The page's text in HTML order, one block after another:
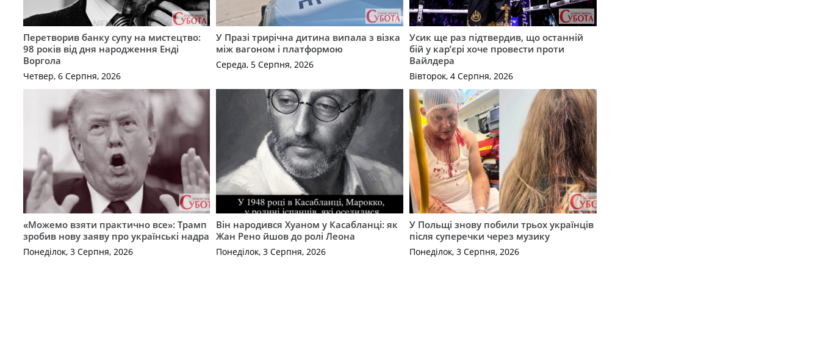
Перетворив банку супу на мистецтво:
98 років від дня народження Енді
Воргола
Четвер, 6 Серпня, 2026
У Празі трирічна дитина випала з візка
між вагоном і платформою
Середа, 5 Серпня, 2026
Усик ще раз підтвердив, що останній
бій у кар’єрі хоче провести проти
Вайлдера
Вівторок, 4 Серпня, 2026
«Можемо взяти практично все»: Трамп
зробив нову заяву про українські надра
Понеділок, 3 Серпня, 2026
Він народився Хуаном у Касабланці: як
Жан Рено йшов до ролі Леона
Понеділок, 3 Серпня, 2026
У Польщі знову побили трьох українців
після суперечки через музику
Понеділок, 3 Серпня, 2026